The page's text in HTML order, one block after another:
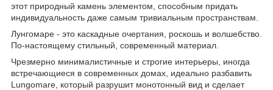
этот природный камень элементом, способным придать
индивидуальность даже самым тривиальным пространствам.
Лунгомаре - это каскадные очертания, роскошь и волшебство.
По-настоящему стильный, современный материал.
Чрезмерно минималистичные и строгие интерьеры, иногда
встречающиеся в современных домах, идеально разбавить
Lungomare, который разрушит монотонный вид и сделает